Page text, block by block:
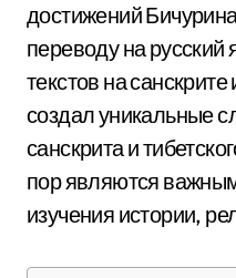
достижений
переводу на русский
текстов на
создал уникальные
санскрита и
пор являются
изучения истории,